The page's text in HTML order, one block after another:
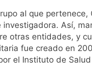
al que
Así,
otras entidades, y
fue creado en
el Instituto de